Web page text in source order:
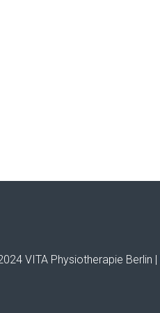
VITA Physiotherapie Berlin |